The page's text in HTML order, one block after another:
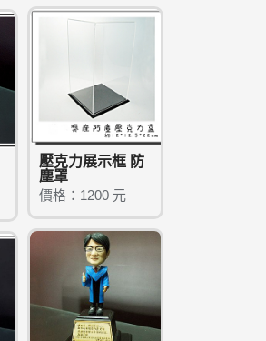
壓克力展示框 防
塵罩
價格：1200 元